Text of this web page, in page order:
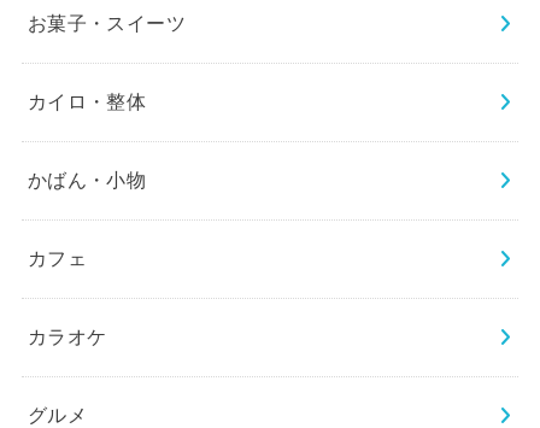
お菓子・スイーツ
カイロ・整体
かばん・小物
カフェ
カラオケ
グルメ